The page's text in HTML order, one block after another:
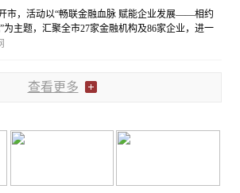
市，活动以“畅联金融血脉 赋能企业发展——相约
为主题，汇聚全市27家金融机构及86家企业，进一
对接机制，畅通金融资源直达实体经济的渠道，切
查看更多